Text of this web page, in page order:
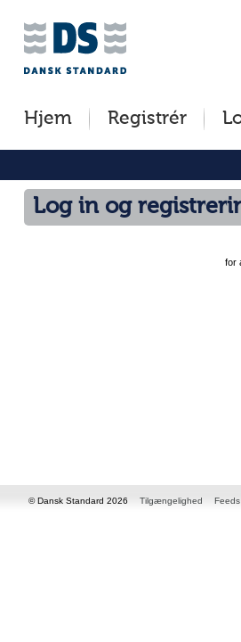
Jump
[s]Hjem Registrér
Log in og
for
© Dansk Standard 2026 Tilgængelighed Feeds